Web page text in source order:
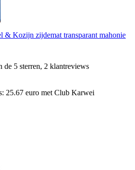
& Kozijn zijdemat transparant mahonie
de 5 sterren, 2 klantreviews
25.67 euro met Club Karwei